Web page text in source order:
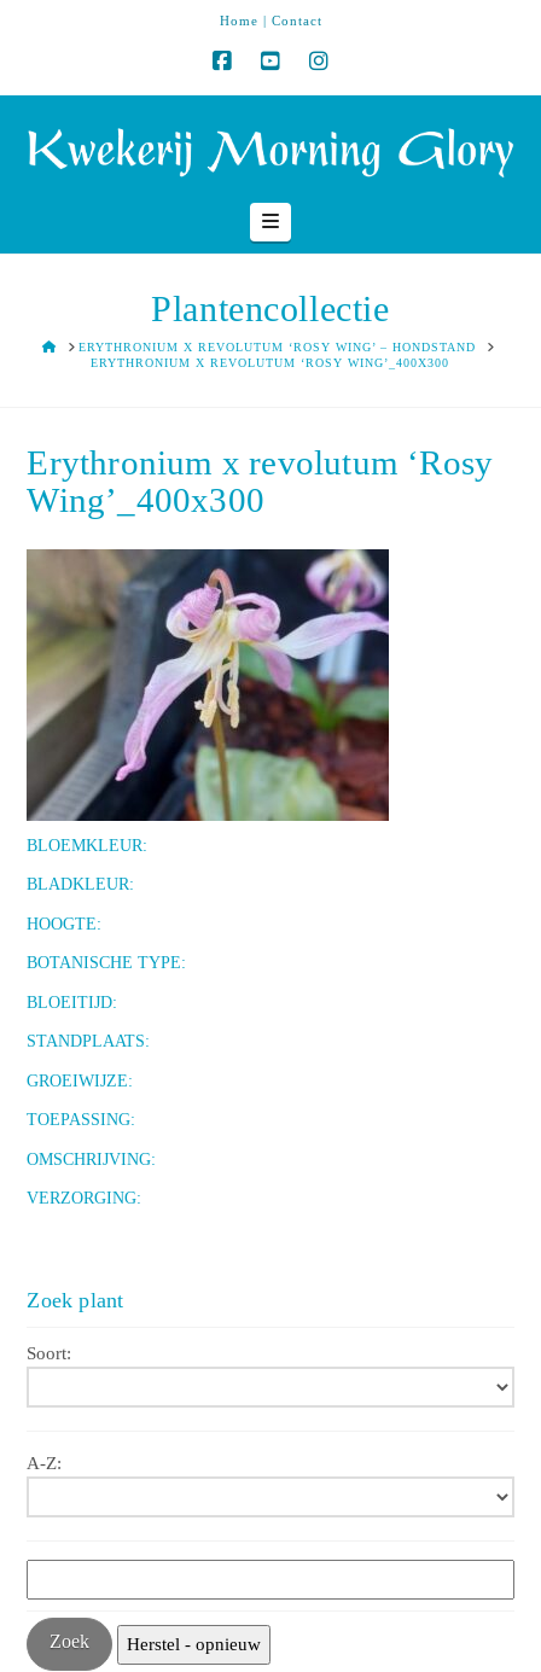
Home | Contact
Navigation
Plantencollectie
HOMEERYTHRONIUM X REVOLUTUM ‘ROSY WING’ – HONDSTAND
ERYTHRONIUM X REVOLUTUM ‘ROSY WING’_400X300
Erythronium x revolutum ‘Rosy
Wing’_400x300
BLOEMKLEUR:
BLADKLEUR:
HOOGTE:
BOTANISCHE TYPE:
BLOEITIJD:
STANDPLAATS:
GROEIWIJZE:
TOEPASSING:
OMSCHRIJVING:
VERZORGING:
Zoek plant
Soort:
A-Z: